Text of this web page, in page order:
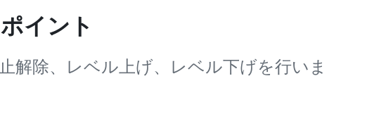
イント
解除、レベル上げ、レベル下げを行いま